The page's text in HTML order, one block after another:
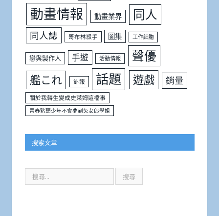
動畫情報 動畫業界 同人
同人誌 哥布林殺手 圖集 工作細胞
戀與製作人 手遊 活動情報 聲優
艦これ 訃報 話題 遊戲 銷量
關於我轉生變成史萊姆這檔事
青春豬頭少年不會夢到兔女郎學姐
搜索文章